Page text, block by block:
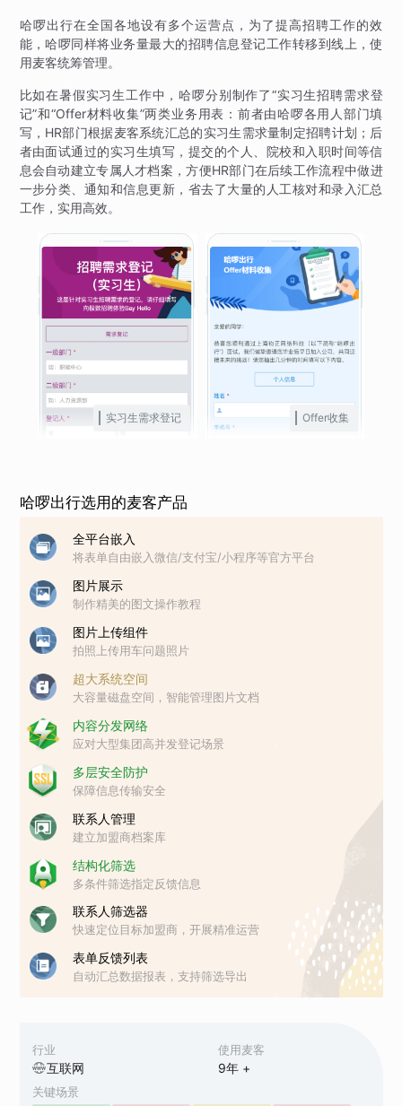
行业
互联网
使用麦客
9年 +
关键场景
哈啰出行在全国各地设有多个运营点，为了提高招聘工作的效
能，哈啰同样将业务量最大的招聘信息登记工作转移到线上，使
用麦客统筹管理。
比如在暑假实习生工作中，哈啰分别制作了“实习生招聘需求登
记”和“Offer材料收集”两类业务用表：前者由哈啰各用人部门填
写，HR部门根据麦客系统汇总的实习生需求量制定招聘计划；后
者由面试通过的实习生填写，提交的个人、院校和入职时间等信
息会自动建立专属人才档案，方便HR部门在后续工作流程中做进
一步分类、通知和信息更新，省去了大量的人工核对和录入汇总
工作，实用高效。
实习生需求登记 Offer收集
哈啰出行选用的麦客产品
全平台嵌入
将表单自由嵌入微信/支付宝/小程序等官方平台
图片展示
制作精美的图文操作教程
图片上传组件
拍照上传用车问题照片
超大系统空间
大容量磁盘空间，智能管理图片文档
内容分发网络
应对大型集团高并发登记场景
多层安全防护
保障信息传输安全
联系人管理
建立加盟商档案库
结构化筛选
多条件筛选指定反馈信息
联系人筛选器
快速定位目标加盟商，开展精准运营
表单反馈列表
自动汇总数据报表，支持筛选导出